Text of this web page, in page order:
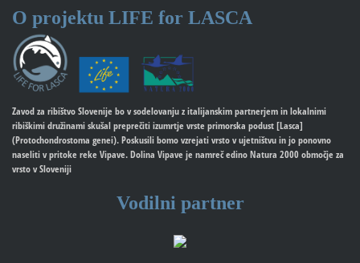
O projektu LIFE for LASCA
Zavod za ribištvo Slovenije bo v sodelovanju z italijanskim partnerjem in lokalnimi
ribiškimi družinami skušal preprečiti izumrtje vrste primorska podust [Lasca]
(Protochondrostoma genei). Poskusili bomo vzrejati vrsto v ujetništvu in jo ponovno
naseliti v pritoke reke Vipave. Dolina Vipave je namreč edino Natura 2000 območje za
vrsto v Sloveniji
Vodilni partner